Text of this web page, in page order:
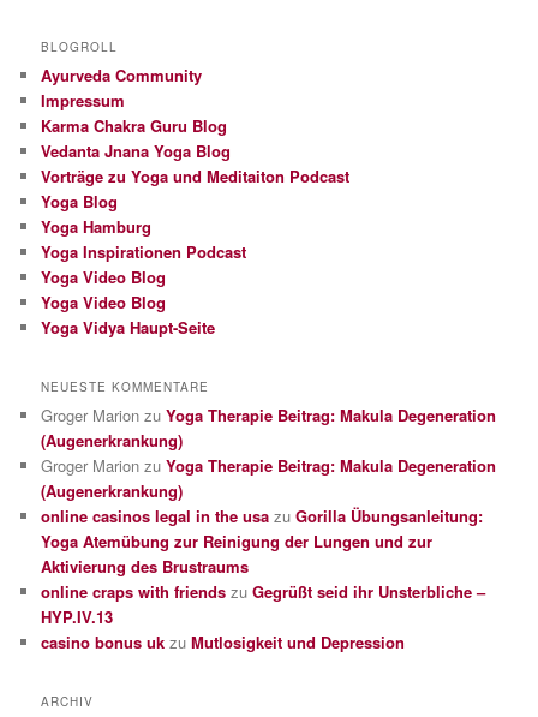
BLOGROLL
Ayurveda Community
Impressum
Karma Chakra Guru Blog
Vedanta Jnana Yoga Blog
Vorträge zu Yoga und Meditaiton Podcast
Yoga Blog
Yoga Hamburg
Yoga Inspirationen Podcast
Yoga Video Blog
Yoga Video Blog
Yoga Vidya Haupt-Seite
NEUESTE KOMMENTARE
Groger Marion zuYoga Therapie Beitrag: Makula Degeneration
(Augenerkrankung)
Groger Marion zuYoga Therapie Beitrag: Makula Degeneration
(Augenerkrankung)
online casinos legal in the usa zuGorilla Übungsanleitung:
Yoga Atemübung zur Reinigung der Lungen und zur
Aktivierung des Brustraums
online craps with friends zuGegrüßt seid ihr Unsterbliche –
HYP.IV.13
casino bonus uk zuMutlosigkeit und Depression
ARCHIV